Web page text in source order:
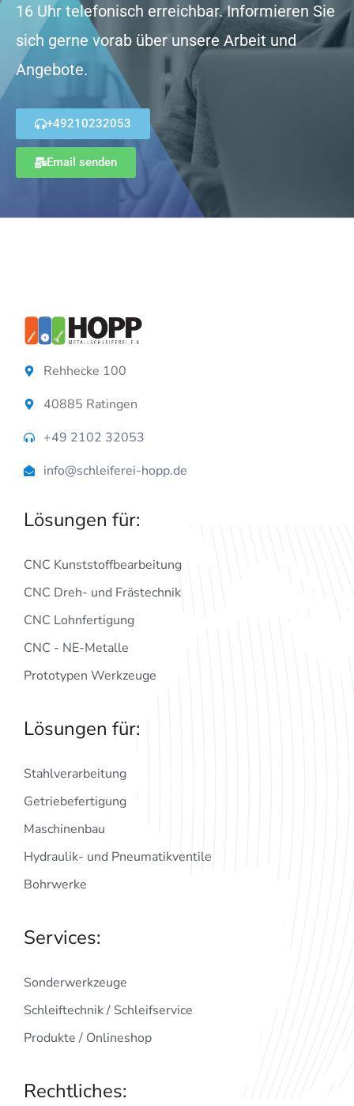
16 Uhr telefonisch erreichbar. Informieren Sie
sich gerne vorab über unsere Arbeit und
Angebote.
+49210232053
Email senden
Rehhecke 100
40885 Ratingen
+49 2102 32053
info@schleiferei-hopp.de
Lösungen für:
CNC Kunststoffbearbeitung
CNC Dreh- und Frästechnik
CNC Lohnfertigung
CNC - NE-Metalle
Prototypen Werkzeuge
Lösungen für:
Stahlverarbeitung
Getriebefertigung
Maschinenbau
Hydraulik- und Pneumatikventile
Bohrwerke
Services:
Sonderwerkzeuge
Schleiftechnik / Schleifservice
Produkte / Onlineshop
Rechtliches: